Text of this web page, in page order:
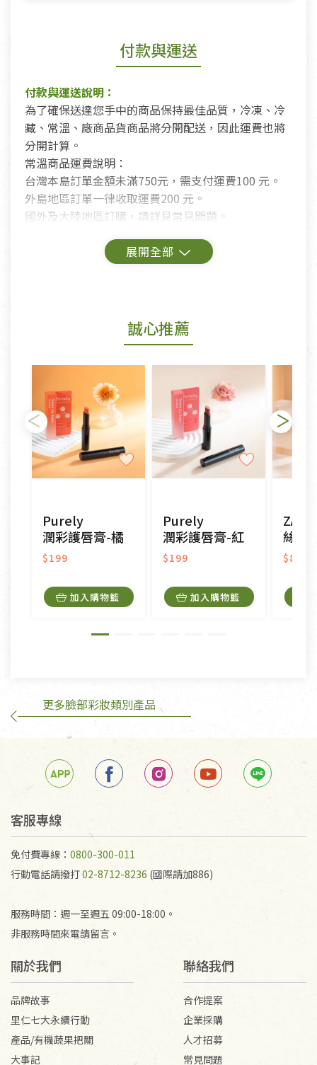
付款與運送
付款與運送說明：
為了確保送達您手中的商品保持最佳品質，冷凍、冷
藏、常溫、廠商品貨商品將分開配送，因此運費也將
分開計算。
常溫商品運費說明：
台灣本島訂單金額未滿750元，需支付運費100 元。
外島地區訂單一律收取運費200 元。
國外及大陸地區訂購，請詳見常見問題。
鑑賞期商品說明：
若您購買的商品有下列「不適用七天鑑賞期商品」情
形者，除商品瑕疵以外，恕不接受退換貨.
依消保法之規定提供該商品七天免費鑑賞期(含例假
日)的服務，原則上若商品未經使用或被汙損(除商品
瑕疵)，一般皆可申請退換貨。
不適用七天鑑賞期商品：
以數位或電磁紀錄形式儲存之商品、易於變質或損壞
接受原片換新。
衣飾鞋類-如T恤，如於送達後水洗或污損者。
美容保養用品、內衣褲、襪子、口罩等私人消耗性產
內衣褲、襪子、口罩個人衛生用品除商品本身有瑕疵
外,依據《通訊交易解除權合理例外情事適用準
訂購手抄稿退貨需知：
若未保持原包裝方式或未使用原箱退回，導致書籍有
任何折損、磨損、污損或凹角，將不接受退貨，也不
不接受退貨之手抄稿，為敬重法寶故，里仁網購無法
代為結緣處理等。 若需將手抄稿寄還給消費者，因而
產生的運費100元/箱將由消費者負擔。
誠心推薦
Purely
潤彩護唇膏-橘
$199
加入購物籃
Purely
潤彩護唇膏-紅
$199
加入購物籃
ZAO
絲絨唇
$890
更多臉部彩妝類別產品
客服專線
免付費專線： 0800-300-011
行動電話請撥打02-8712-8236 (國際請加886)
服務時間：週一至週五 09:00-18:00。
非服務時間來電請留言。
關於我們
品牌故事
里仁七大永續行動
產品/有機蔬果把關
大事記
聯絡我們
合作提案
企業採購
人才招募
常見問題